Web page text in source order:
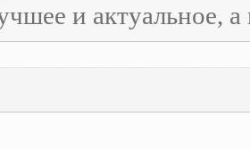
и актуальное,